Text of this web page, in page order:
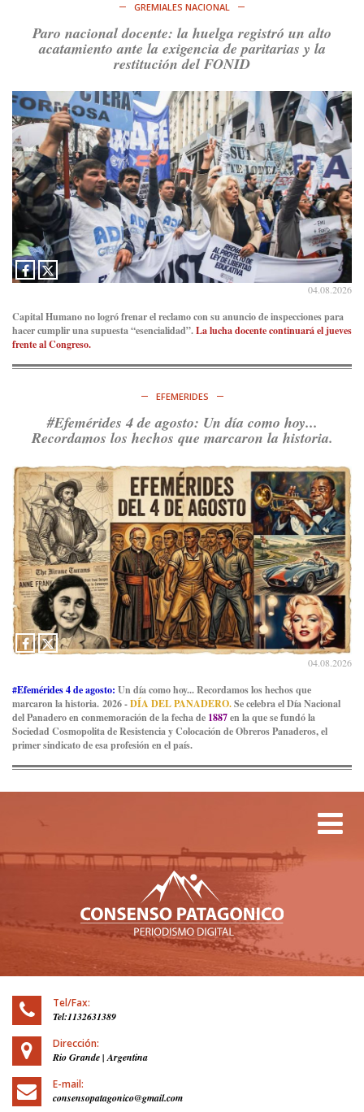
GREMIALES NACIONAL
Paro nacional docente: la huelga registró un alto
acatamiento ante la exigencia de paritarias y la
restitución del FONID
04.08.2026
Capital Humano no logró frenar el reclamo con su anuncio de inspecciones para
hacer cumplir una supuesta “esencialidad”.La lucha docente continuará el jueves
frente al Congreso.
EFEMERIDES
#Efemérides 4 de agosto: Un día como hoy...
Recordamos los hechos que marcaron la historia.
04.08.2026
#Efemérides 4 de agosto: Un día como hoy... Recordamos los hechos que
marcaron la historia. 2026 -DÍA DEL PANADERO.Se celebra el Día Nacional
del Panadero en conmemoración de la fecha de 1887en la que se fundó la
Sociedad Cosmopolita de Resistencia y Colocación de Obreros Panaderos, el
primer sindicato de esa profesión en el país.
Tel/Fax:
Tel:1132631389
Dirección:
Rio Grande | Argentina
E-mail:
consensopatagonico@gmail.com